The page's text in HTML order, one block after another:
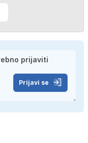
Prijavi se